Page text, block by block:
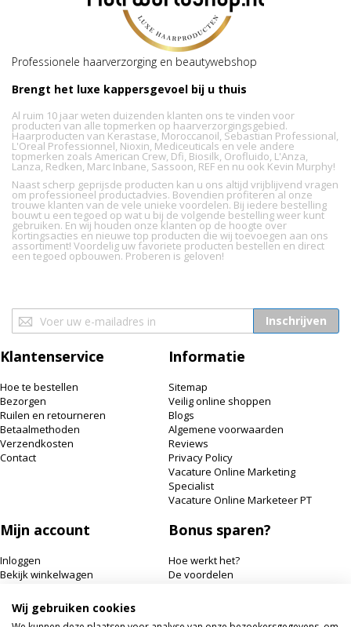
Professionele haarverzorging en beautywebshop
Brengt het luxe kappersgevoel bij u thuis
Al ruim 10 jaar weten duizenden klanten ons te vinden voor
producten van alle topmerken op haarverzorgingsgebied.
Haarproducten van Kerastase, Moroccanoil, Sebastian Professional,
L'Oreal Professionnel, Nioxin, Mediceuticals en vele andere
topmerken zoals American Crew, Dfi, Biosilk, Orofluido, L'Anza,
Lanza, Redken, Marc Inbane, Sassoon, REF en nu ook Kevin Murphy!
Naast scherp geprijsde producten kan u ons altijd vrijblijvend vragen
om professioneel productadvies. Bovendien profiteren al onze
trouwe klanten van de vele unieke voordelen. Bij iedere bestelling
bouwt u een tegoed op wat u bij de volgende bestelling weer kunt
gebruiken. En wij houden onze klanten op de hoogte over
kortingsacties en nieuwe top producten die wij toevoegen aan ons
assortiment! Voordelig uw favoriete producten bestellen en direct
een tegoed opbouwen. Proberen is geloven!
Abonneer
u
onze
Inschrijven
Klantenservice
Hoe te bestellen
Bezorgen
Ruilen en retourneren
Betaalmethoden
Verzendkosten
Contact
Informatie
Sitemap
Veilig online shoppen
Blogs
Algemene voorwaarden
Reviews
Privacy Policy
Vacature Online Marketing
Specialist
Vacature Online Marketeer PT
Mijn account
Inloggen
Bekijk winkelwagen
Bonus sparen?
Hoe werkt het?
De voordelen
Hairworldshop.nl
Wij gebruiken cookies